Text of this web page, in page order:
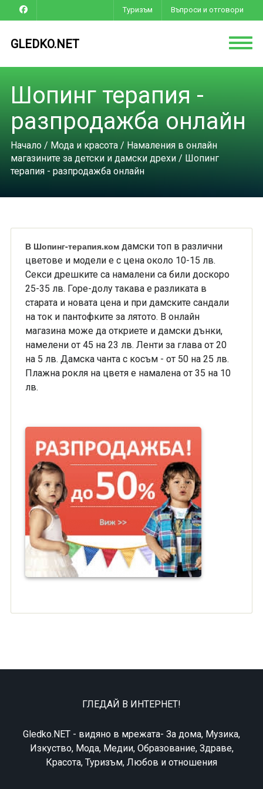
Туризъм Въпроси и отговори
GLEDKO.NET
Шопинг терапия -
разпродажба онлайн
Начало/ Мода и красота/ Намаления в онлайн
магазините за детски и дамски дрехи/ Шопинг
терапия - разпродажба онлайн
В Шопинг-терапия.комдамски топ в различни
цветове и модели е с цена около 10-15 лв.
Секси дрешките са намалени са били доскоро
25-35 лв. Горе-долу такава е разликата в
старата и новата цена и при дамските сандали
на ток и пантофките за лятото. В онлайн
магазина може да откриете и дамски дънки,
намелени от 45 на 23 лв. Ленти за глава от 20
на 5 лв. Дамска чанта с косъм - от 50 на 25 лв.
Плажна рокля на цветя е намалена от 35 на 10
лв.
ГЛЕДАЙ В ИНТЕРНЕТ!
Gledko.NET - видяно в мрежата- За дома, Музика,
Изкуство, Мода, Медии, Образование, Здраве,
Красота, Туризъм, Любов и отношения